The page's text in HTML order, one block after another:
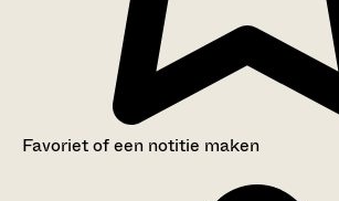
Favoriet of een notitie maken